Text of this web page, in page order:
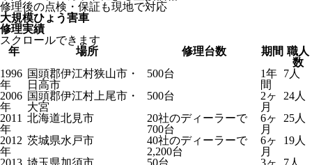
修理後の点検・保証も現地で対応
大規模ひょう害車
修理実績
スクロールできます
年
場所 修理台数 期間 職人
数
1996
年
国頭郡伊江村狭山市・
日高市
500台
1年
間
7人
2006
年
国頭郡伊江村上尾市・
大宮
500台
2ヶ
月
24人
2011
年
北海道北見市
20社のディーラーで
700台
6ヶ
月
25人
2012
年
茨城県水戸市
40社のディーラーで
2,200台
6ヶ
月
19人
2013 埼玉県加須市 50台
3ヶ
7人